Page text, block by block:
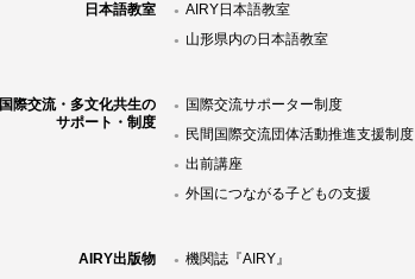
日本語教室
AIRY日本語教室
山形県内の日本語教室
国際交流・多文化共生の
サポート・制度
国際交流サポーター制度
民間国際交流団体活動推進支援制度
出前講座
外国につながる子どもの支援
AIRY出版物 機関誌『AIRY』